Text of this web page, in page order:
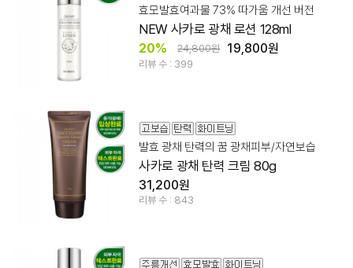
효모발효여과물 73% 따가움 개선 버전
NEW 사카로 광채 로션 128ml
20% 24,800원 19,800원
리뷰 수 : 399
발효 광채 탄력의 꿈 광채피부/자연보습
사카로 광채 탄력 크림 80g
31,200원
리뷰 수 : 843